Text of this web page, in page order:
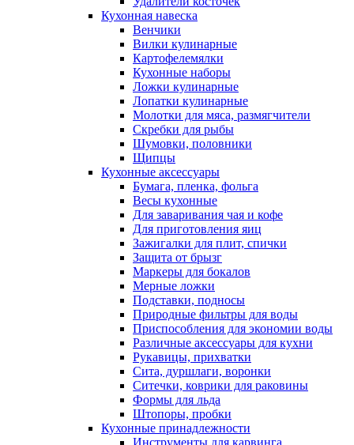
Кухонная навеска
Венчики
Вилки кулинарные
Картофелемялки
Кухонные наборы
Ложки кулинарные
Лопатки кулинарные
Молотки для мяса, размягчители
Скребки для рыбы
Шумовки, половники
Щипцы
Кухонные аксессуары
Бумага, пленка, фольга
Весы кухонные
Для заваривания чая и кофе
Для приготовления яиц
Зажигалки для плит, спички
Защита от брызг
Маркеры для бокалов
Мерные ложки
Подставки, подносы
Природные фильтры для воды
Приспособления для экономии воды
Различные аксессуары для кухни
Рукавицы, прихватки
Сита, дуршлаги, воронки
Ситечки, коврики для раковины
Формы для льда
Штопоры, пробки
Кухонные принадлежности
Инструменты для карвинга